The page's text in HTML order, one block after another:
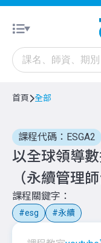
首頁 全部
課程代碼：ESGA2
以全球領導
（永續管理
課程關鍵字
esg 永續